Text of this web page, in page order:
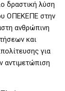
δραστική λύση
ΟΠΕΚΕΠΕ στην
ανθρώπινη
και
για
αντιμετώπιση